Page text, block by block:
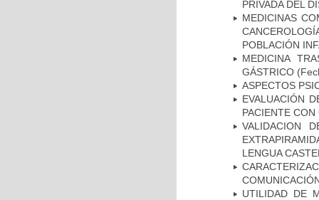
PRIVADA DEL
MEDICINAS
POBLACIÓN
MEDICINA
GÁSTRICO
ASPECTOS
EVALUACIÓN
PACIENTE CON
VALIDACION
LENGUA
UTILIDAD DE